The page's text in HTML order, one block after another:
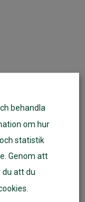
behandla
om hur
statistik
Genom att
du att du